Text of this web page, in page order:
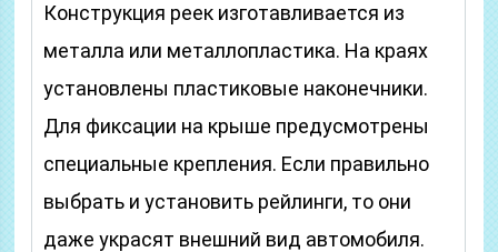
Конструкция реек изготавливается из
металла или металлопластика. На краях
установлены пластиковые наконечники.
Для фиксации на крыше предусмотрены
специальные крепления. Если правильно
выбрать и установить рейлинги, то они
даже украсят внешний вид автомобиля.